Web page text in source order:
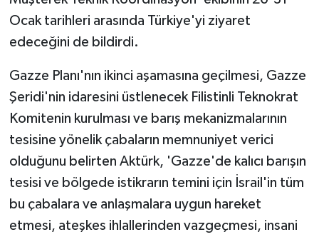
Ocak tarihleri arasında Türkiye'yi ziyaret
edeceğini de bildirdi.
Gazze Planı'nın ikinci aşamasına geçilmesi, Gazze
Şeridi'nin idaresini üstlenecek Filistinli Teknokrat
Komitenin kurulması ve barış mekanizmalarının
tesisine yönelik çabaların memnuniyet verici
olduğunu belirten Aktürk, 'Gazze'de kalıcı barışın
tesisi ve bölgede istikrarın temini için İsrail'in tüm
bu çabalara ve anlaşmalara uygun hareket
etmesi, ateşkes ihlallerinden vazgeçmesi, insani